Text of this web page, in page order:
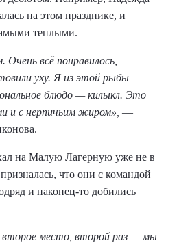
на этом празднике, и
теплыми.
всё понравилось,
уху. Я из этой рыбы
блюдо — килыкл. Это
и с нерпичьим жиром», —
на Малую Лагерную уже не в
что они с командой
и наконец-то добились
второе место, второй раз — мы